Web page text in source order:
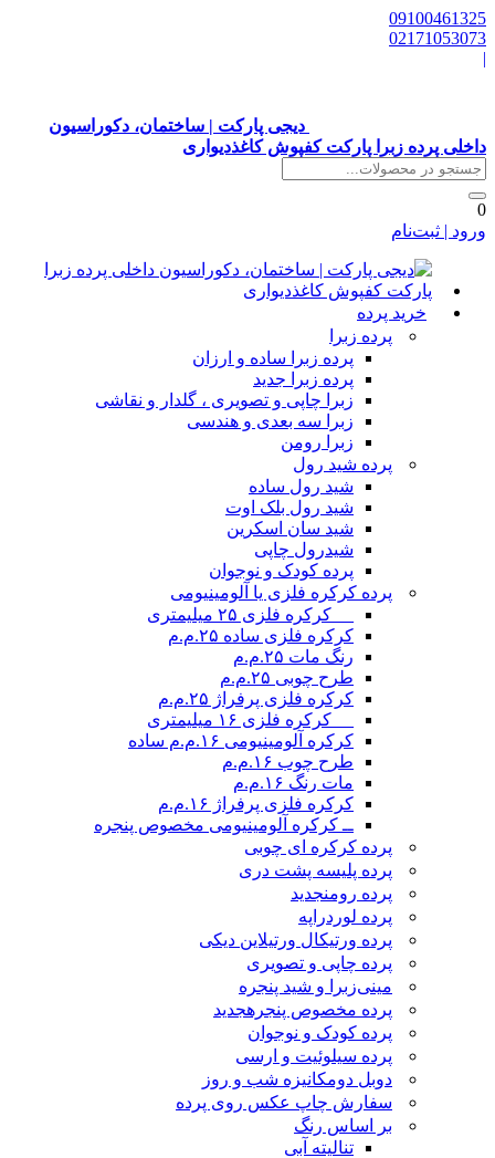
دیجی پارکت | ساختمان، دکوراسیون
پرده زبرا پارکت کفپوش کاغذدیواری
| ثبت‌نام
خرید پرده
پرده زبرا
پرده زبرا ساده و ارزان
پرده زبرا جدید
زبرا چاپی و تصویری ، گلدار و نقاشی
زبرا سه بعدی و هندسی
زبرا رومن
پرده شید رول
شید رول ساده
شید رول بلک اوت
شید سان اسکرین
شیدرول چاپی
پرده کودک و نوجوان
پرده کرکره فلزی یا آلومینیومی
__ کرکره فلزی ۲۵ میلیمتری
کرکره فلزی ساده ۲۵.م.م
رنگ مات ۲۵.م.م
طرح چوبی ۲۵.م.م
کرکره فلزی پرفراژ ۲۵.م.م
__ کرکره فلزی ۱۶ میلیمتری
کرکره آلومینیومی ۱۶.م.م ساده
طرح چوب ۱۶.م.م
مات رنگ ۱۶.م.م
کرکره فلزی پرفراژ ۱۶.م.م
ــ کرکره آلومینیومی مخصوص پنجره
پرده کرکره ای چوبی
پرده پلیسه پشت دری
پرده رومنجدید
پرده لوردراپه
پرده ورتیکال ورتیلاین دیکی
پرده چاپی و تصویری
مینی‌زبرا و شید پنجره
پرده مخصوص پنجره جدید
پرده کودک و نوجوان
پرده سیلوئیت و ارسی
دوبل دومکانیزه شب و روز
سفارش چاپ عکس روی پرده
بر اساس رنگ
تنالیته آبی